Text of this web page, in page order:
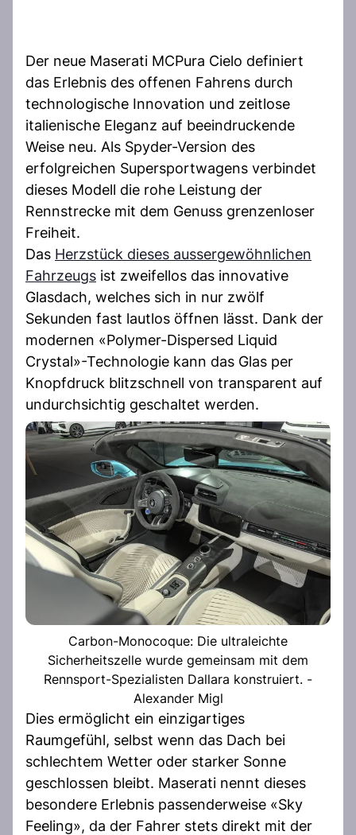
Der neue Maserati MCPura Cielo definiert
das Erlebnis des offenen Fahrens durch
technologische Innovation und zeitlose
italienische Eleganz auf beeindruckende
Weise neu. Als Spyder-Version des
erfolgreichen Supersportwagens verbindet
dieses Modell die rohe Leistung der
Rennstrecke mit dem Genuss grenzenloser
Freiheit.
Das Herzstück dieses aussergewöhnlichen
Fahrzeugs ist zweifellos das innovative
Glasdach, welches sich in nur zwölf
Sekunden fast lautlos öffnen lässt. Dank der
modernen «Polymer-Dispersed Liquid
Crystal»-Technologie kann das Glas per
Knopfdruck blitzschnell von transparent auf
undurchsichtig geschaltet werden.
Carbon-Monocoque: Die ultraleichte
Sicherheitszelle wurde gemeinsam mit dem
Rennsport-Spezialisten Dallara konstruiert. -
Alexander Migl
Dies ermöglicht ein einzigartiges
Raumgefühl, selbst wenn das Dach bei
schlechtem Wetter oder starker Sonne
geschlossen bleibt. Maserati nennt dieses
besondere Erlebnis passenderweise «Sky
Feeling», da der Fahrer stets direkt mit der